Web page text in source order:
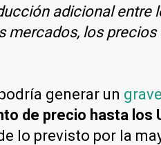
adicional entre
los
generar un
de precio hasta los
lo previsto por la